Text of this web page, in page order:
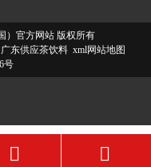
）官方网站 版权所有
东供应茶饮料 xml网站地图
号